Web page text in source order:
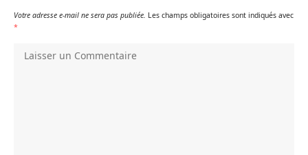
Votre adresse e-mail ne sera pas publiée. Les champs obligatoires sont indiqués avec
*